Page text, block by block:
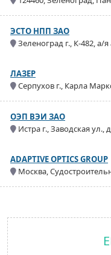
ЭСТО НПП ЗАО
Зеленоград г., К-482, а/я
ЛАЗЕР
Серпухов г., Карла
ОЭП ВЭИ ЗАО
Истра г., Заводская ул.,
ADAPTIVE OPTICS GROUP
Москва,